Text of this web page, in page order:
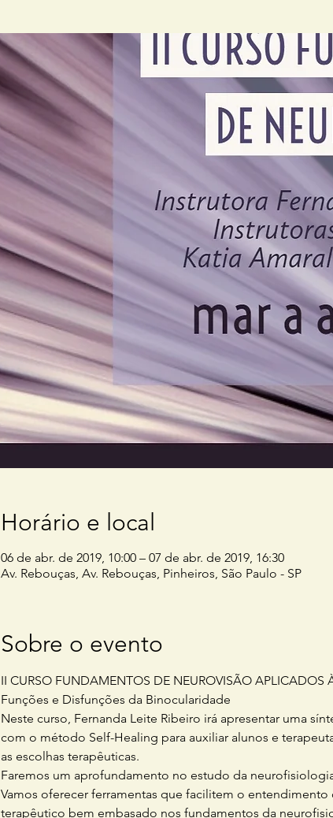
Horário e local
06 de abr. de 2019, 10:00 – 07 de abr. de 2019, 16:30
Av. Rebouças, Av. Rebouças, Pinheiros, São Paulo - SP
Sobre o evento
II CURSO FUNDAMENTOS DE NEUROVISÃO APLICADOS
Funções e Disfunções da Binocularidade
Neste curso, Fernanda Leite Ribeiro irá apresentar uma
com o método Self-Healing para auxiliar alunos e
as escolhas terapêuticas.
Faremos um aprofundamento no estudo da
Vamos oferecer ferramentas que facilitem o
terapêutico bem embasado nos fundamentos da